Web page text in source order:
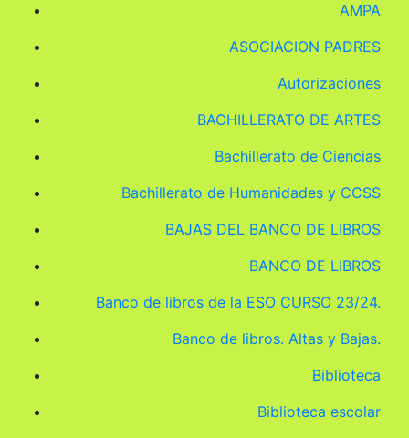
AMPA
ASOCIACION PADRES
Autorizaciones
BACHILLERATO DE ARTES
Bachillerato de Ciencias
Bachillerato de Humanidades y CCSS
BAJAS DEL BANCO DE LIBROS
BANCO DE LIBROS
Banco de libros de la ESO CURSO 23/24.
Banco de libros. Altas y Bajas.
Biblioteca
Biblioteca escolar